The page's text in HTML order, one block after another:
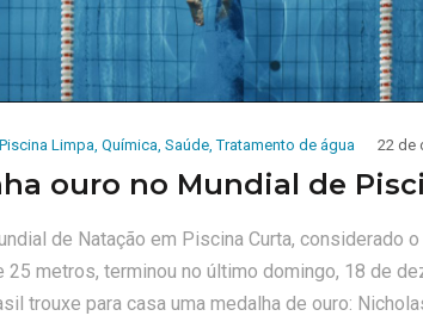
Piscina Limpa Química Saúde ,Tratamento de água 22 de
ouro no Mundial de
de Natação em Piscina Curta, considerado
25 metros, terminou no último domingo, 18 de
trouxe para casa uma medalha de ouro: